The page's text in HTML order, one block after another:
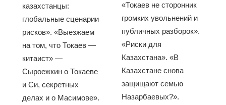
казахстанцы:
глобальные сценарии
рисков». «Выезжаем
на том, что Токаев —
китаист» —
Сыроежкин о Токаеве
и Си, секретных
делах и о Масимове».
«Токаев не сторонник
громких увольнений и
публичных разборок».
«Риски для
Казахстана». «В
Казахстане снова
защищают семью
Назарбаевых?».